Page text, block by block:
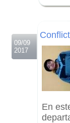
09/09
2017
En